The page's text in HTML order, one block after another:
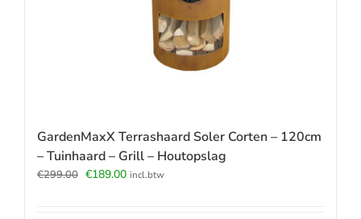
GardenMaxX Terrashaard Soler Corten – 120cm
– Tuinhaard – Grill – Houtopslag
€299.00 Oorspronkelijke
€189.00Huidige
incl.btw